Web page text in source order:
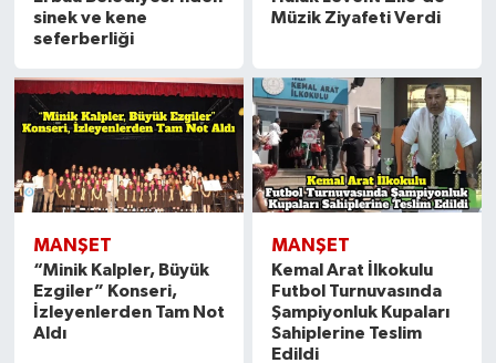
sinek ve kene
seferberliği
Müzik Ziyafeti Verdi
MANŞET
“Minik Kalpler, Büyük
Ezgiler” Konseri,
İzleyenlerden Tam Not
Aldı
MANŞET
Kemal Arat İlkokulu
Futbol Turnuvasında
Şampiyonluk Kupaları
Sahiplerine Teslim
Edildi